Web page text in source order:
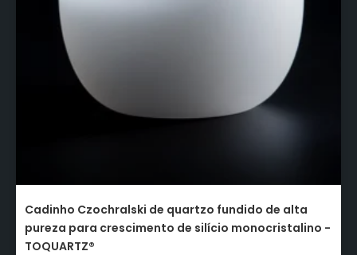
Cadinho Czochralski de quartzo fundido de alta
pureza para crescimento de silício monocristalino -
TOQUARTZ®